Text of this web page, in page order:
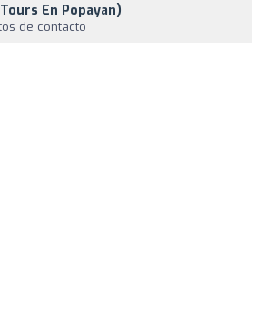
En Popayan)
de contacto